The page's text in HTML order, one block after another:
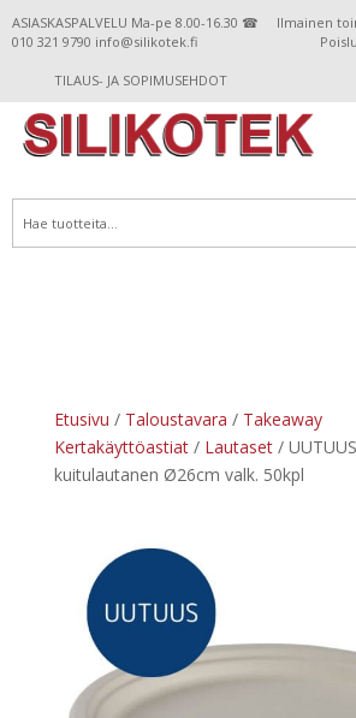
ASIASKASPALVELU Ma-pe 8.00-16.30 ☎
010 321 9790 info@silikotek.fi
Ilmainen
TILAUS- JA SOPIMUSEHDOT
Etusivu / Taloustavara / Takeaway
Kertakäyttöastiat/ Lautaset/
kuitulautanen Ø26cm valk. 50kpl